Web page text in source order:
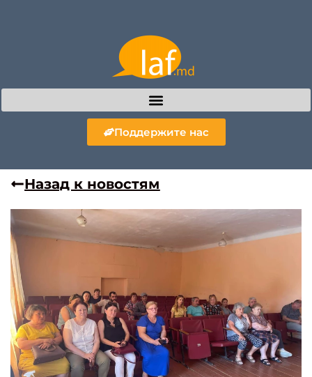
Поддержите нас
Назад к новостям